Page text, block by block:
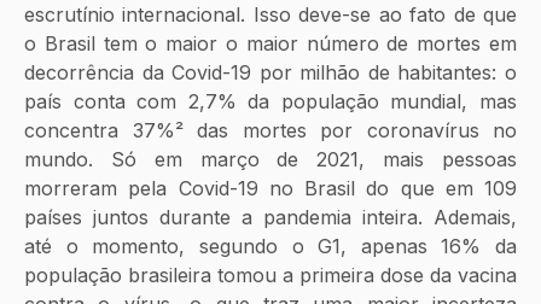
escrutínio internacional. Isso deve-se ao fato de que
o Brasil tem o maior o maior número de mortes em
decorrência da Covid-19 por milhão de habitantes: o
país conta com 2,7% da população mundial, mas
concentra 37%² das mortes por coronavírus no
mundo. Só em março de 2021, mais pessoas
morreram pela Covid-19 no Brasil do que em 109
países juntos durante a pandemia inteira. Ademais,
até o momento, segundo o G1, apenas 16% da
população brasileira tomou a primeira dose da vacina